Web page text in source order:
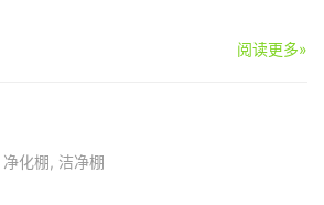
阅读更多»
净化棚, 洁净棚